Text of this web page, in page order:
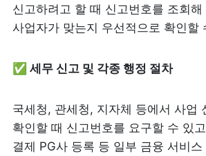
신고하려고 할 때 신고번호를 조회
사업자가 맞는지 우선적으로 확인할
✅ 세무 신고 및 각종 행정 절차
국세청, 관세청, 지자체 등에서 사업
확인할 때 신고번호를 요구할 수 있
결제 PG사 등록 등 일부 금융 서비